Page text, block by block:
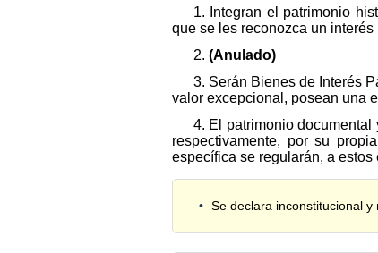
1. Integran el patrimonio
que se les reconozca un
2. (Anulado)
3. Serán Bienes de Interés
valor excepcional, posean una
4. El patrimonio
respectivamente, por su
específica se regularán, a
Se declara inconstitucional